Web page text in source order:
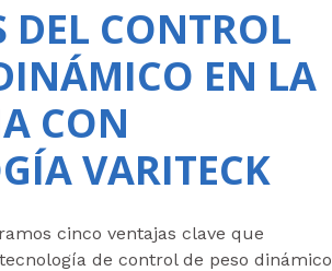
DEL CONTROL
EN LA
CON
VARITECK
cinco ventajas clave que
de control de peso dinámico